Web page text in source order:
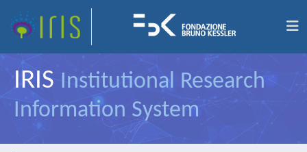
IRIS Institutional Research
Information System